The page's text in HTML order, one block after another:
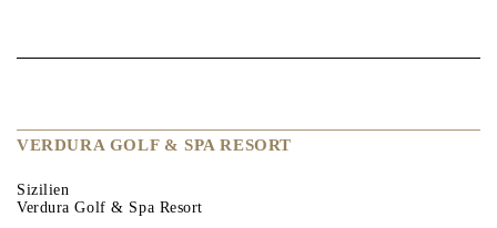
VERDURA GOLF & SPA RESORT
Sizilien
Verdura Golf & Spa Resort